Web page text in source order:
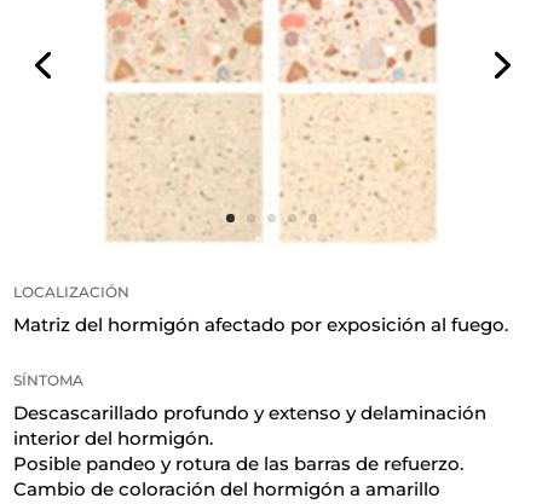
LOCALIZACIÓN
Matriz del hormigón afectado por exposición al fuego.
SÍNTOMA
Descascarillado profundo y extenso y delaminación
interior del hormigón.
Posible pandeo y rotura de las barras de refuerzo.
Cambio de coloración del hormigón a amarillo